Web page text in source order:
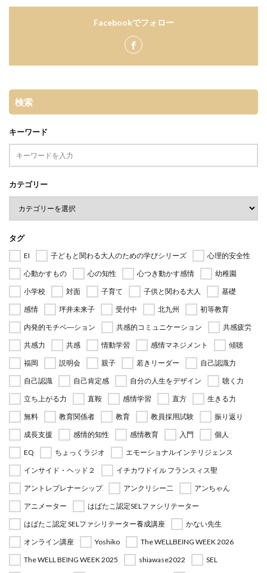
Facebookでフォロー
検索
キーワード
カテゴリー
タグ
EI 子どもと関わる大人のための学びシリーズ
心理的安全性
心動かすもの
心の知性 心つき動かす感情
幼稚園
小学校
対面 子育て 子供と関わる大人
基礎
感情
坪井未来子 受付中 北九州
初等教育
内発的モチベ―ション
共感的コミュニケーション
共感疲労
共感力
共感 情動学習 感情マネジメント
傾聴
福岡
説明会 親子 若きリーダー
自己認識力
自己認識
自己肯定感 自分の人生をデザイン
聴く力
立ち上がる力
直鞍 感情学習 直方
生きる力
無料
教育関係者 教育 教員採用試験
振り返り
成長支援
感情的知性 感情教育 入門
個人
EQ
ちょっくラジオ
エモーショナルインテリジェンス
インサイド・ヘッド２
イチカワドイル フランスィス聖
アントレプレナーシップ
アンクリシー二
アンちゃん
アニメーター
はばたこ認定SELファシリテーター
はばたこ認定 SELファシリテーター養成講座
かない先生
オンライン講座
Yoshiko
The WELLBEING WEEK 2026
The WELL BEING WEEK 2025
shiawase2022
SEL